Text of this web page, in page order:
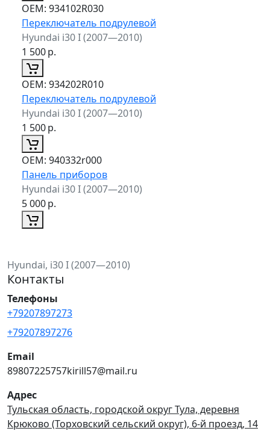
ОЕМ: 934102R030
Переключатель подрулевой
Hyundai i30 I (2007—2010)
1 500р.
ОЕМ: 934202R010
Переключатель подрулевой
Hyundai i30 I (2007—2010)
1 500р.
ОЕМ: 940332r000
Панель приборов
Hyundai i30 I (2007—2010)
5 000р.
Hyundai, i30 I (2007—2010)
Контакты
Телефоны
+79207897273
+79207897276
Email
89807225757kirill57@mail.ru
Адрес
Тульская область, городской округ Тула, деревня
Крюково (Торховский сельский округ), 6-й проезд, 14